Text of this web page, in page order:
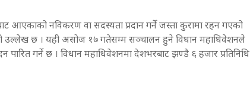
आएकाको नविकरण वा सदस्यता प्रदान गर्ने जस्ता कुरामा रहन गएको
छ । यही असोज १७ गतेसम्म सञ्चालन हुने विधान महाधिवेशनले
पारित गर्ने छ । विधान महाधिवेशनमा देशभरबाट झण्डै ६ हजार प्रतिनिधि